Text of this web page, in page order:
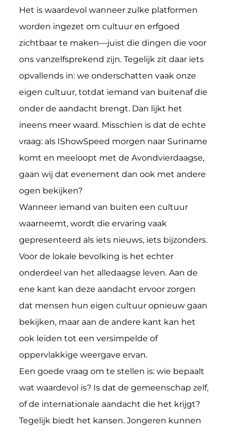
Het is waardevol wanneer zulke platformen
worden ingezet om cultuur en erfgoed
zichtbaar te maken—juist die dingen die voor
ons vanzelfsprekend zijn. Tegelijk zit daar iets
opvallends in: we onderschatten vaak onze
eigen cultuur, totdat iemand van buitenaf die
onder de aandacht brengt. Dan lijkt het
ineens meer waard. Misschien is dat de echte
vraag: als IShowSpeed morgen naar Suriname
komt en meeloopt met de Avondvierdaagse,
gaan wij dat evenement dan ook met andere
ogen bekijken?
Wanneer iemand van buiten een cultuur
waarneemt, wordt die ervaring vaak
gepresenteerd als iets nieuws, iets bijzonders.
Voor de lokale bevolking is het echter
onderdeel van het alledaagse leven. Aan de
ene kant kan deze aandacht ervoor zorgen
dat mensen hun eigen cultuur opnieuw gaan
bekijken, maar aan de andere kant kan het
ook leiden tot een versimpelde of
oppervlakkige weergave ervan.
Een goede vraag om te stellen is: wie bepaalt
wat waardevol is? Is dat de gemeenschap zelf,
of de internationale aandacht die het krijgt?
Tegelijk biedt het kansen. Jongeren kunnen